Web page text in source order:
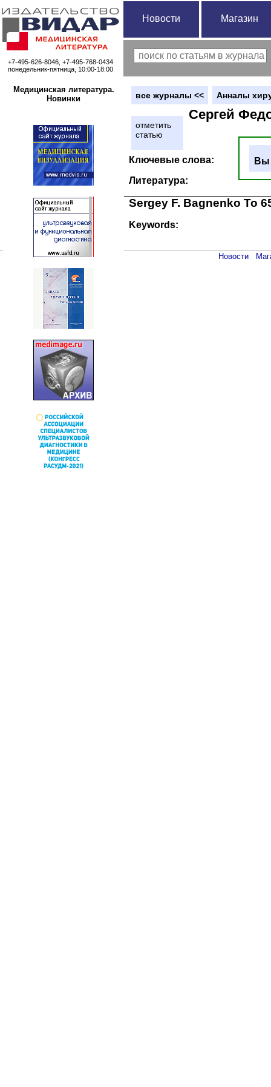
+7-495-626-8046, +7-495-768-0434
понедельник-пятница, 10:00-18:00
Новости Магазин
Медицинская литература.
Новинки
вce журналы << Анналы
отметить
статью
Сергей
Вы
Ключевые слова:
Литература:
Sergey F. Bagnenko To
Keywords:
Новости